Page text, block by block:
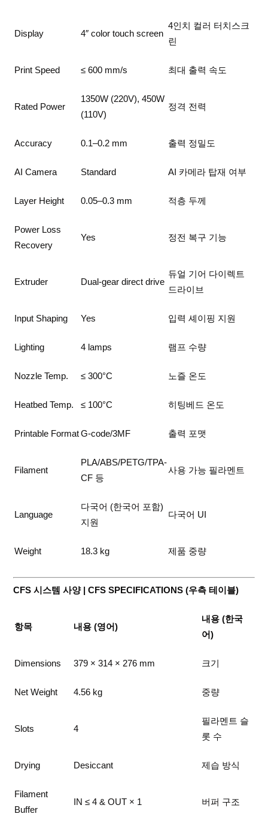
Display 4″ color touch screen
4인치 컬러 터치스크
린
Print Speed ≤ 600 mm/s 최대 출력 속도
Rated Power
1350W (220V), 450W
(110V)
정격 전력
Accuracy 0.1–0.2 mm 출력 정밀도
AI Camera Standard AI 카메라 탑재 여부
Layer Height 0.05–0.3 mm 적층 두께
Power Loss
Recovery
Yes 정전 복구 기능
Extruder Dual-gear direct drive
듀얼 기어 다이렉트
드라이브
Input Shaping Yes 입력 셰이핑 지원
Lighting 4 lamps 램프 수량
Nozzle Temp. ≤ 300°C 노즐 온도
Heatbed Temp. ≤ 100°C 히팅베드 온도
Printable Format G-code/3MF 출력 포맷
Filament
PLA/ABS/PETG/TPA-
CF 등
사용 가능 필라멘트
Language
다국어 (한국어 포함)
지원
다국어 UI
Weight 18.3 kg 제품 중량
CFS 시스템 사양 | CFS SPECIFICATIONS (우측 테이블)
항목 내용 (영어)
내용 (한국
어)
Dimensions 379 × 314 × 276 mm 크기
Net Weight 4.56 kg 중량
Slots 4
필라멘트 슬
롯 수
Drying Desiccant 제습 방식
Filament
Buffer
IN ≤ 4 & OUT × 1 버퍼 구조